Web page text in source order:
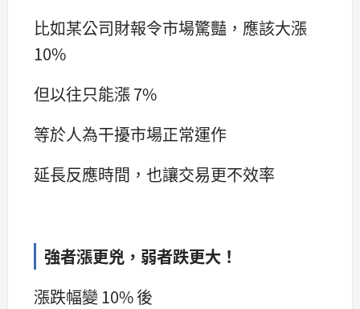
比如某公司財報令市場驚豔，應該大漲
10%
但以往只能漲 7%
等於人為干擾市場正常運作
延長反應時間，也讓交易更不效率
強者漲更兇，弱者跌更大！
漲跌幅變 10% 後